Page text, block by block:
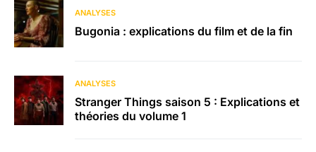
ANALYSES
Bugonia : explications du film et de la fin
ANALYSES
Stranger Things saison 5 : Explications et
théories du volume 1